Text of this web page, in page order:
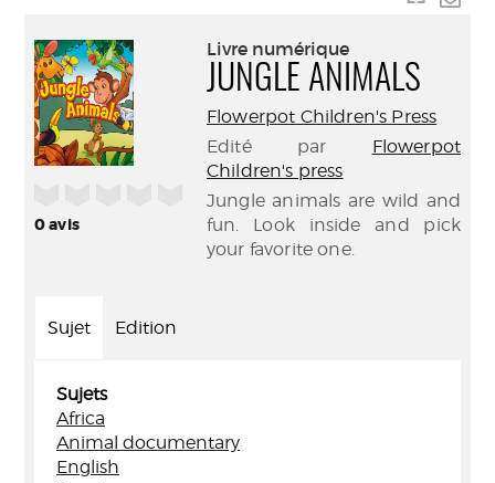
0avis
Livre numérique
JUNGLE ANIMALS
Flowerpot Children's Press
Edité par Flowerpot
Children's press
Jungle animals are wild and
fun. Look inside and pick
your favorite one.
Sujet Edition
Sujets
Africa
Animal documentary
English